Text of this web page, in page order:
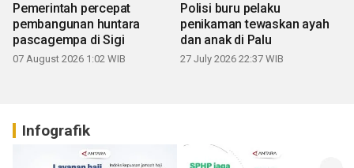
Pemerintah percepat
pembangunan huntara
pascagempa di Sigi
07 August 2026 1:02 WIB
Polisi buru pelaku
penikaman tewaskan ayah
dan anak di Palu
27 July 2026 22:37 WIB
Infografik